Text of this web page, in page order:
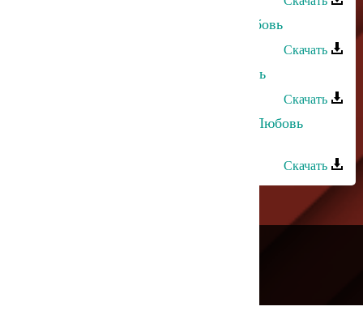
Асадула Бахтанов - Напрасная любовь
Скачать
Ариф Мамедалиев - Первая любовь
Скачать
Хасбулат Рахманов и Марианна - Любовь
Скачать